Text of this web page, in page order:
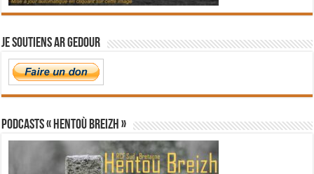
Je soutiens Ar Gedour
PODCASTS « Hentoù Breizh »